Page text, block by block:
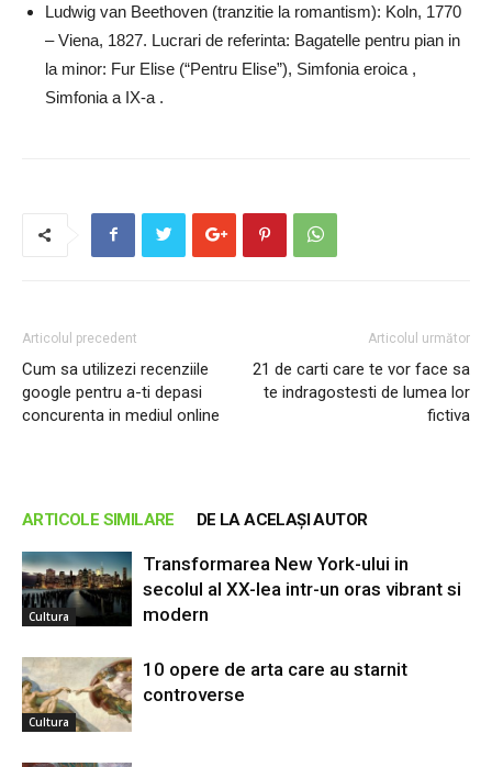
Ludwig van Beethoven (tranzitie la romantism): Koln, 1770
– Viena, 1827. Lucrari de referinta: Bagatelle pentru pian in
la minor: Fur Elise (“Pentru Elise”), Simfonia eroica ,
Simfonia a IX-a .
Articolul precedent
Cum sa utilizezi recenziile
google pentru a-ti depasi
concurenta in mediul online
Articolul următor
21 de carti care te vor face sa
te indragostesti de lumea lor
fictiva
ARTICOLE SIMILARE DE LA ACELAȘI AUTOR
Cultura
Transformarea New York-ului in
secolul al XX-lea intr-un oras vibrant si
modern
Cultura
10 opere de arta care au starnit
controverse